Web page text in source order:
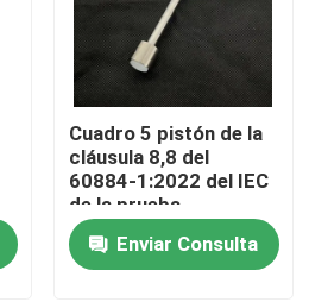
Cuadro 5 pistón de la
cláusula 8,8 del
60884-1:2022 del IEC
de la prueba
Enviar Consulta